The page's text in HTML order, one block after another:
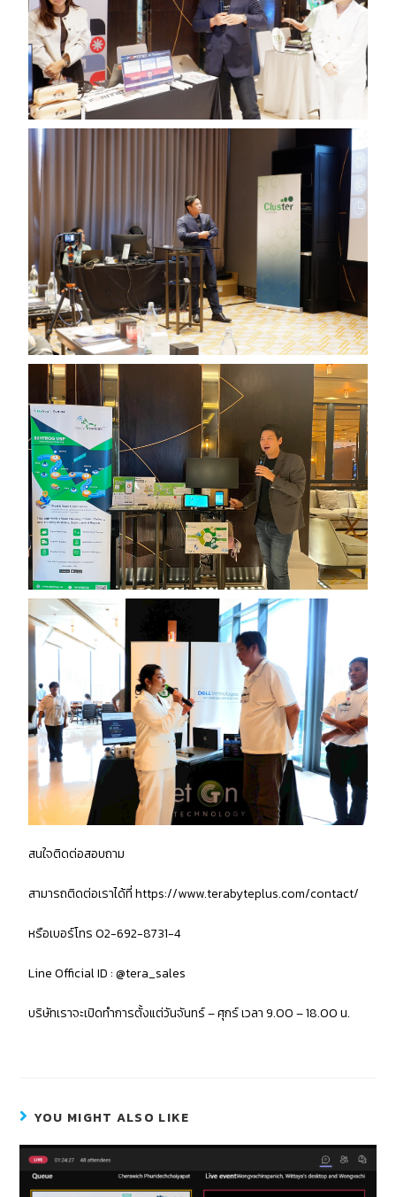
สนใจติดต่อสอบถาม
สามารถติดต่อเราได้ที่https://www.terabyteplus.com/contact/
หรือเบอร์โทร02-692-8731-4
Line Official ID : @tera_sales
บริษัทเราจะเปิดทำการตั้งแต่วันจันทร์ – ศุกร์ เวลา9.00 – 18.00น.
YOU MIGHT ALSO LIKE